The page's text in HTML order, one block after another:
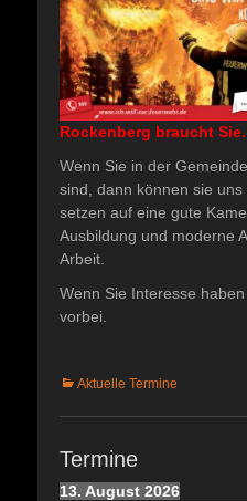
Rockenberg braucht Sie.
Wenn Sie in der
sind, dann können sie
setzen auf eine gute
Ausbildung und moderne
Arbeit.
Wenn Sie Interesse
vorbei.
Kategorien
Aktuelle Termine
Termine
13. August 2026